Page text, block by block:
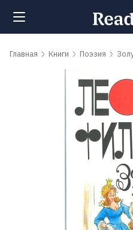
Поиск
обсуждаемые
Главная Книги Поэзия